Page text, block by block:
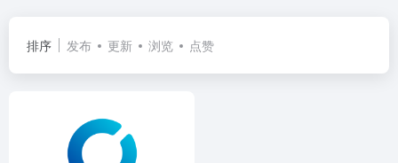
排序 发布 更新 浏览 点赞